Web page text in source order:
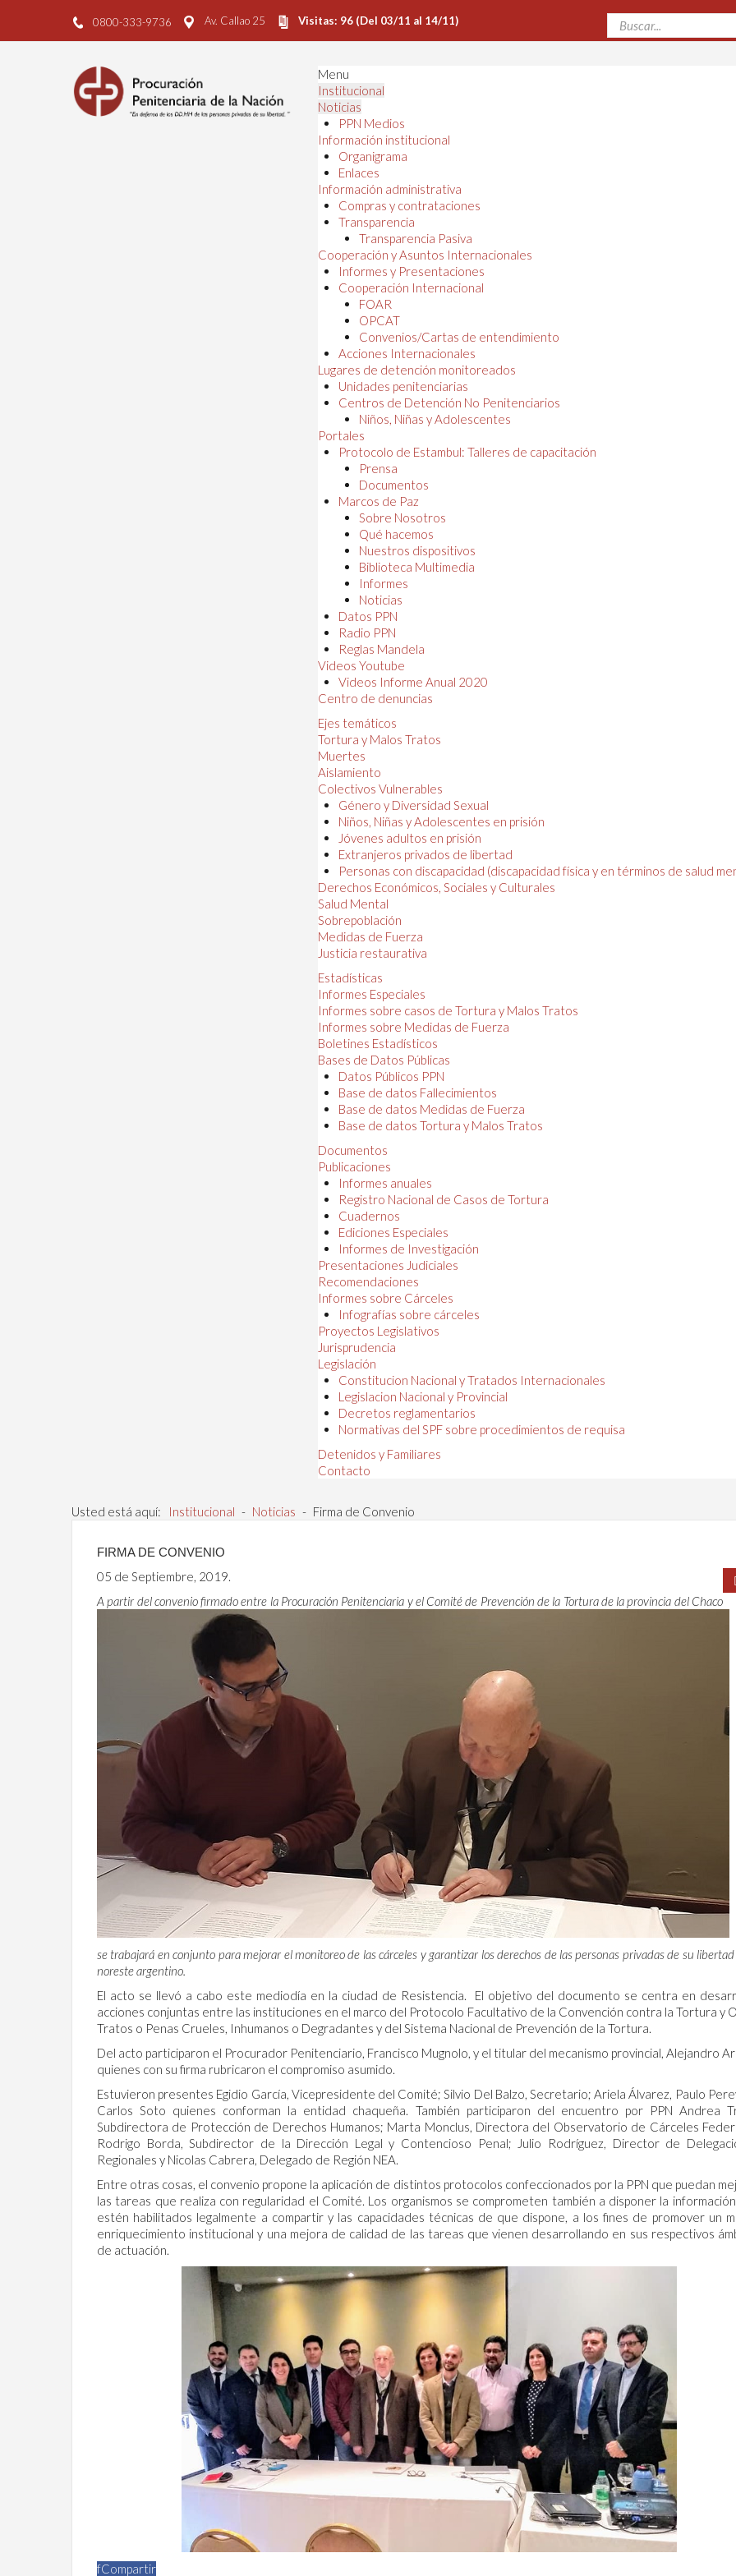
0800-333-9736 Av. Callao 25 Visitas: 96 (Del 03/11 al 14/11)
Menu
Institucional
Noticias
PPN Medios
Información institucional
Organigrama
Enlaces
Información administrativa
Compras y contrataciones
Transparencia
Transparencia Pasiva
Cooperación y Asuntos Internacionales
Informes y Presentaciones
Cooperación Internacional
FOAR
OPCAT
Convenios/Cartas de entendimiento
Acciones Internacionales
Lugares de detención monitoreados
Unidades penitenciarias
Centros de Detención No Penitenciarios
Niños, Niñas y Adolescentes
Portales
Protocolo de Estambul: Talleres de capacitación
Prensa
Documentos
Marcos de Paz
Sobre Nosotros
Qué hacemos
Nuestros dispositivos
Biblioteca Multimedia
Informes
Noticias
Datos PPN
Radio PPN
Reglas Mandela
Videos Youtube
Videos Informe Anual 2020
Centro de denuncias
Ejes temáticos
Tortura y Malos Tratos
Muertes
Aislamiento
Colectivos Vulnerables
Género y Diversidad Sexual
Niños, Niñas y Adolescentes en prisión
Jóvenes adultos en prisión
Extranjeros privados de libertad
Personas con discapacidad (discapacidad física y en términos de salud
Derechos Económicos, Sociales y Culturales
Salud Mental
Sobrepoblación
Medidas de Fuerza
Justicia restaurativa
Estadísticas
Informes Especiales
Informes sobre casos de Tortura y Malos Tratos
Informes sobre Medidas de Fuerza
Boletines Estadísticos
Bases de Datos Públicas
Datos Públicos PPN
Base de datos Fallecimientos
Base de datos Medidas de Fuerza
Base de datos Tortura y Malos Tratos
Documentos
Publicaciones
Informes anuales
Registro Nacional de Casos de Tortura
Cuadernos
Ediciones Especiales
Informes de Investigación
Presentaciones Judiciales
Recomendaciones
Informes sobre Cárceles
Infografías sobre cárceles
Proyectos Legislativos
Jurisprudencia
Legislación
Constitucion Nacional y Tratados Internacionales
Legislacion Nacional y Provincial
Decretos reglamentarios
Normativas del SPF sobre procedimientos de requisa
Detenidos y Familiares
Contacto
Usted está aquí: Institucional - Noticias - Firma de Convenio
FIRMA DE CONVENIO
05 de Septiembre, 2019.
A partir del convenio firmado entre la Procuración Penitenciaria y el Comité de Prevención de la Tortura de la provincia del Chaco
se trabajará en conjunto para mejorar el monitoreo de las cárceles y garantizar los derechos de las personas privadas de su
noreste argentino.
El acto se llevó a cabo este mediodía en la ciudad de Resistencia. El objetivo del documento se centra en
acciones conjuntas entre las instituciones en el marco del Protocolo Facultativo de la Convención contra la Tortura y
Tratos o Penas Crueles, Inhumanos o Degradantes y del Sistema Nacional de Prevención de la Tortura.
Del acto participaron el Procurador Penitenciario, Francisco Mugnolo, y el titular del mecanismo provincial, Alejandro
quienes con su firma rubricaron el compromiso asumido.
Estuvieron presentes Egidio García, Vicepresidente del Comité; Silvio Del Balzo, Secretario; Ariela Álvarez, Paulo
Carlos Soto quienes conforman la entidad chaqueña. También participaron del encuentro por PPN Andrea
Subdirectora de Protección de Derechos Humanos; Marta Monclus, Directora del Observatorio de Cárceles
Rodrigo Borda, Subdirector de la Dirección Legal y Contencioso Penal; Julio Rodríguez, Director de
Regionales y Nicolas Cabrera, Delegado de Región NEA.
Entre otras cosas, el convenio propone la aplicación de distintos protocolos confeccionados por la PPN que puedan
las tareas que realiza con regularidad el Comité. Los organismos se comprometen también a disponer la
estén habilitados legalmente a compartir y las capacidades técnicas de que dispone, a los fines de promover un
enriquecimiento institucional y una mejora de calidad de las tareas que vienen desarrollando en sus respectivos
de actuación.
fCompartir